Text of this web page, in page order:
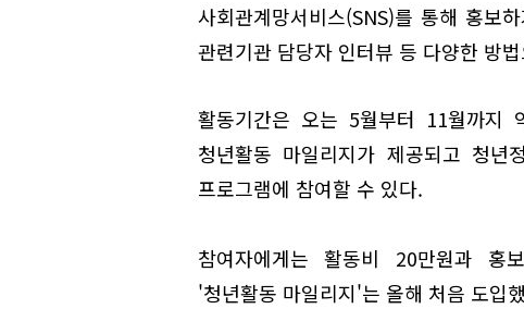
사회관계망서비스(SNS)를 통해 홍보
관련기관 담당자 인터뷰 등 다양한 방
활동기간은 오는 5월부터 11월까지
청년활동 마일리지가 제공되고 청
프로그램에 참여할 수 있다.
참여자에게는 활동비 20만원과 홍
'청년활동 마일리지'는 올해 처음 도입